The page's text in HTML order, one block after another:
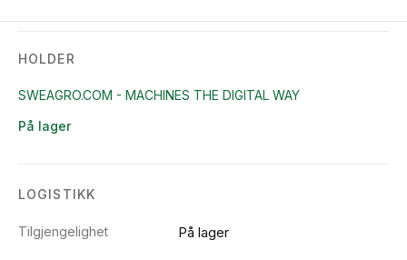
HOLDER
SWEAGRO.COM - MACHINES THE DIGITAL WAY
På lager
LOGISTIKK
Tilgjengelighet På lager